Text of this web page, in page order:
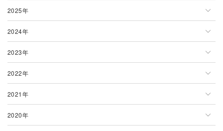
和歌山県
山口県
徳島県
香川県
愛媛県
高知県
沖縄県
熊本県
福岡県
長崎県
鹿児島県
2026年一覧
1月
2月
3月
4月
5月
2025年
2025年一覧
1月
2月
3月
4月
2024年
2024年一覧
1月
2月
3月
2023年
2023年一覧
1月
2月
2022年
2022年一覧
1月
2021年
2021年一覧
2020年